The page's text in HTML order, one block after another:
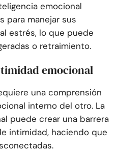
emocional
para manejar sus
estrés, lo que puede
o retraimiento.
emocional
una comprensión
interno del otro. La
puede crear una barrera
intimidad, haciendo que